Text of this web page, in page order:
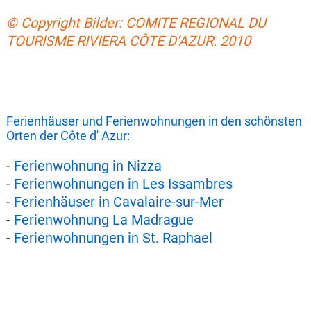
© Copyright Bilder: COMITE REGIONAL DU
TOURISME RIVIERA CÔTE D’AZUR. 2010
Ferienhäuser und Ferienwohnungen in den schönsten
Orten der Côte d' Azur:
- Ferienwohnung in Nizza
- Ferienwohnungen in Les Issambres
- Ferienhäuser in Cavalaire-sur-Mer
- Ferienwohnung La Madrague
- Ferienwohnungen in St. Raphael